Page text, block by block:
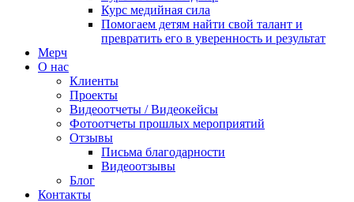
Курс медийная сила
Помогаем детям найти свой талант и
превратить его в уверенность и результат
Мерч
О нас
Клиенты
Проекты
Видеоотчеты / Видеокейсы
Фотоотчеты прошлых мероприятий
Отзывы
Письма благодарности
Видеоотзывы
Блог
Контакты